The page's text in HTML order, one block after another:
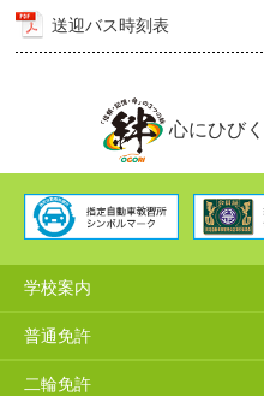
送迎バス時刻表
心にひびく
学校案内
普通免許
二輪免許